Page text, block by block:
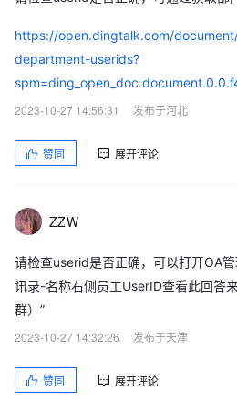
https://open.dingtalk.com/
department-userids?
2023-10-27 14:56:31
发布于河北
赞同 展开评论
ZZW
请检查userid是否正确，可以打开OA
讯录-名称右侧员工UserID查看此回答
群）”
2023-10-27 14:32:26
发布于天津
赞同 展开评论